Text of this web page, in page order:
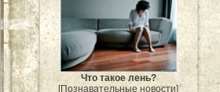
Что такое лень?
[Познавательные новости]